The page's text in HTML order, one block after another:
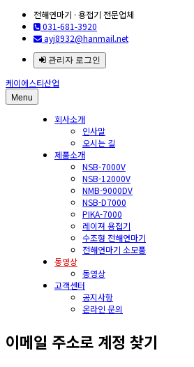
전해연마기 · 용접기 전문업체
031-681-3920
ayj8932@hanmail.net
관리자 로그인
케이에스티산업
Menu
회사소개
인사말
오시는 길
제품소개
NSB-7000V
NSB-12000V
NMB-9000DV
NSB-D7000
PIKA-7000
레이져 용접기
수조형 전해연마기
전해연마기 소모품
동영상
동영상
고객센터
공지사항
온라인 문의
이메일 주소로 계정 찾기